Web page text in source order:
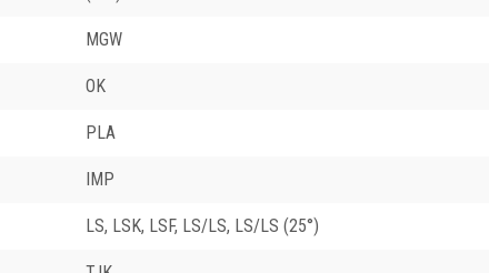
MGW
OK
PLA
IMP
LS, LSK, LSF, LS/LS, LS/LS (25°)